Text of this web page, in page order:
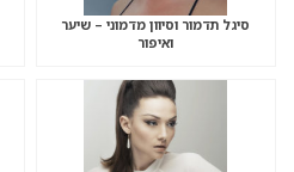
סיגל תדמור וסיוון מדמוני – שיער
ואיפור